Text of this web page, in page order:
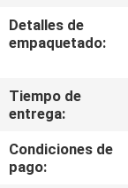
CALIDAD
ÉNTRENOS
EN
CONTACTO
Detalles de
empaquetado:
Tiempo de
entrega:
Condiciones de
pago: